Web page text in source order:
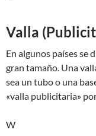
Valla
En algunos países se
gran tamaño. Una
sea un tubo o una
«valla publicitaria»
W